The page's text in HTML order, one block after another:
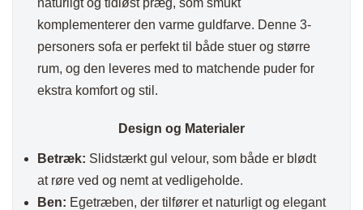
komplementerer den varme guldfarve. Denne 3-
personers sofa er perfekt til både stuer og større
rum, og den leveres med to matchende puder for
ekstra komfort og stil.
Design og Materialer
Betræk: Slidstærkt gul velour, som både er blødt
at røre ved og nemt at vedligeholde.
Ben: Egetræben, der tilfører et naturligt og elegant